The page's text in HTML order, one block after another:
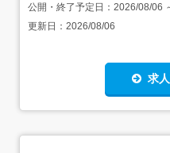
公開・終了予定日： 2026/08/06
更新日： 2026/08/06
求